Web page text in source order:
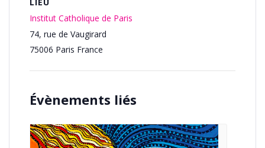
Institut Catholique de Paris
74, rue de Vaugirard
75006 Paris France
Évènements liés